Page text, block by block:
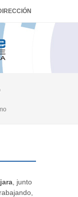
, junto